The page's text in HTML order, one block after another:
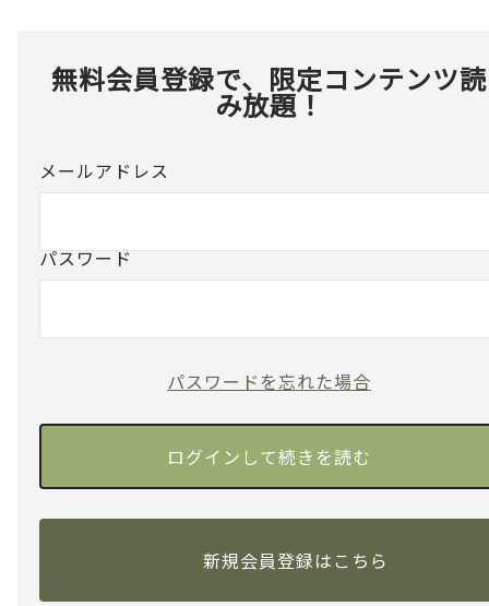
無料会員登録で、限定コンテンツ読
み放題！
メールアドレス
パスワード
パスワードを忘れた場合
新規会員登録はこちら